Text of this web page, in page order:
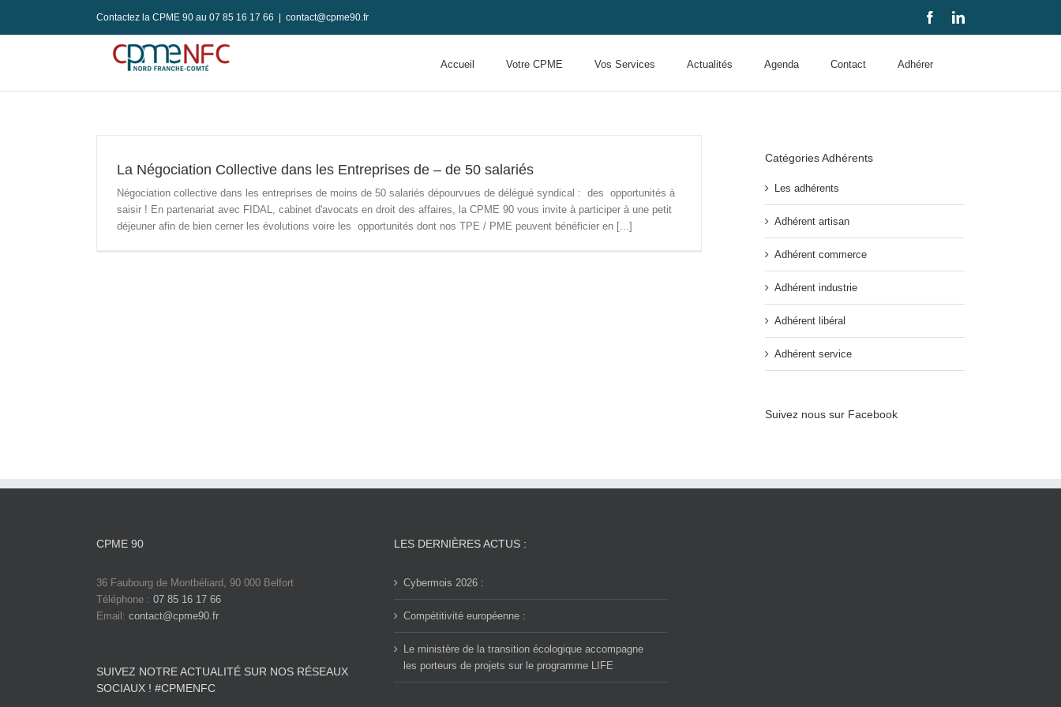
Contactez la CPME 90 au 07 85 16 17 66 contact@cpme90.fr FacebookLinkedIn
Accueil Votre CPME Vos Services Actualités Agenda Contact Adhérer
La Négociation Collective dans les Entreprises de – de 50 salariés
Négociation collective dans les entreprises de moins de 50 salariés dépourvues de délégué syndical : des opportunités à
saisir ! En partenariat avec FIDAL, cabinet d'avocats en droit des affaires, la CPME 90 vous invite à participer à une petit
déjeuner afin de bien cerner les évolutions voire les opportunités dont nos TPE / PME peuvent bénéficier en [...]
Catégories Adhérents
Les adhérents
Adhérent artisan
Adhérent commerce
Adhérent industrie
Adhérent libéral
Adhérent service
Suivez nous sur Facebook
CPME 90
36 Faubourg de Montbéliard, 90 000 Belfort
Téléphone : 07 85 16 17 66
Email: contact@cpme90.fr
SUIVEZ NOTRE ACTUALITÉ SUR NOS RÉSEAUX
SOCIAUX ! #CPMENFC
LES DERNIÈRES ACTUS :
Cybermois 2026 :
Compétitivité européenne :
Le ministère de la transition écologique accompagne
les porteurs de projets sur le programme LIFE